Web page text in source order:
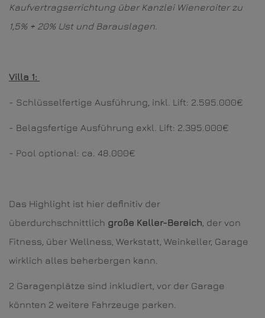
Kaufvertragserrichtung über Kanzlei Wieneroiter zu
1,5% + 20% Ust und Barauslagen.
Villa 1:
- Schlüsselfertige Ausführung, inkl. Lift: 2.595.000€
- Belagsfertige Ausführung exkl. Lift: 2.395.000€
- Pool optional: ca. 48.000€
Das Highlight ist hier definitiv der
überdurchschnittlich große Keller-Bereich , der von
Fitness, über Wellness, Werkstatt, Weinkeller, Garage
wirklich alles beherbergen kann.
2 Garagenplätze sind inkludiert, vor der Garage
könnten 2 weitere Fahrzeuge parken.